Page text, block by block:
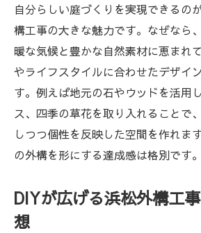
浜松外構工事で実現する
り
気候を活かした浜松外構
案
浜松外構工事で広がるガー
外構工事で変わる浜松な
自分らしい庭づくりを実現できるの
構工事の大きな魅力です。なぜなら
暖な気候と豊かな自然素材に恵まれ
やライフスタイルに合わせたデザイ
す。例えば地元の石やウッドを活用
ス、四季の草花を取り入れることで
しつつ個性を反映した空間を作れま
の外構を形にする達成感は格別です。
DIYが広げる浜松外構工
想